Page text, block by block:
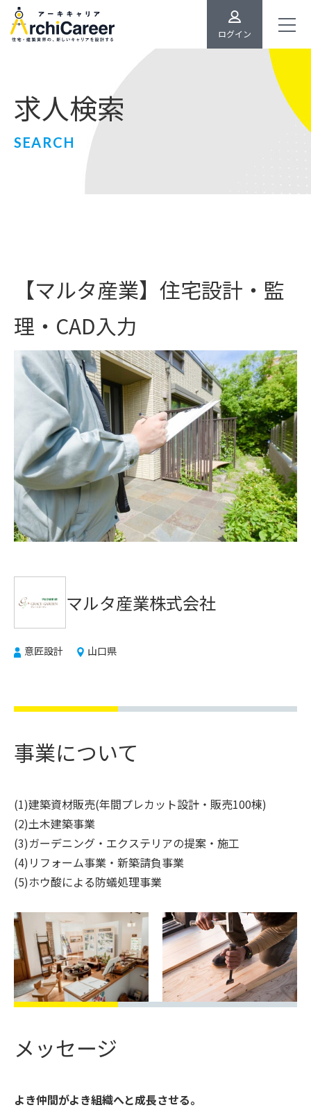
ログイン
求人検索
SEARCH
【マルタ産業】住宅設計・監
理・CAD入力
マルタ産業株式会社
意匠設計 山口県
事業について
(1)建築資材販売(年間プレカット設計・販売100棟)
(2)土木建築事業
(3)ガーデニング・エクステリアの提案・施工
(4)リフォーム事業・新築請負事業
(5)ホウ酸による防蟻処理事業
メッセージ
よき仲間がよき組織へと成長させる。